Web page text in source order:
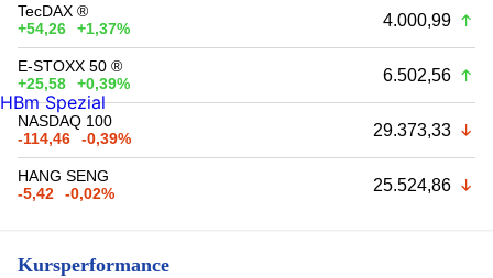
TecDAX ®
+54,26
+1,37% 4.000,99
E-STOXX 50 ®
+25,58
+0,39% 6.502,56
NASDAQ 100
-114,46
-0,39% 29.373,33
HANG SENG
-5,42
-0,02% 25.524,86
Kursperformance
HBm Spezial